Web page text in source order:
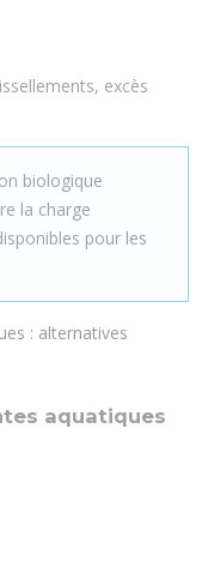
excès
biologique
la charge
pour les
: alternatives
aquatiques